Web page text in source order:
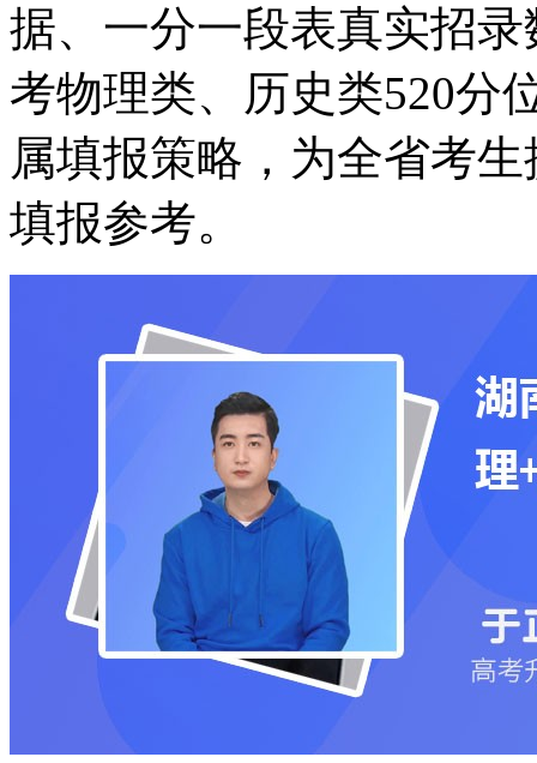
据、一分一段表真实招
考物理类、历史类520分
属填报策略，为全省考
填报参考。